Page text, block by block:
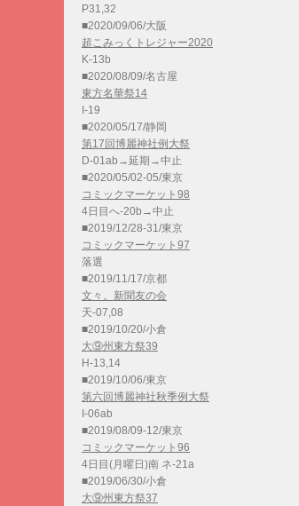
P31,32
■2020/09/06/大阪
超こみっくトレジャー2020
K-13b
■2020/08/09/名古屋
東方名華祭14
I-19
■2020/05/17/静岡
第17回博麗神社例大祭
D-01ab→延期→中止
■2020/05/02-05/東京
コミックマーケット98
4日目へ-20b→中止
■2019/12/28-31/東京
コミックマーケット97
落選
■2019/11/17/京都
文々。新聞友の会
天-07,08
■2019/10/20/小倉
大⑨州東方祭39
H-13,14
■2019/10/06/東京
第六回博麗神社秋季例大祭
I-06ab
■2019/08/09-12/東京
コミックマーケット96
4日目(月曜日)南 ネ-21a
■2019/06/30/小倉
大⑨州東方祭37